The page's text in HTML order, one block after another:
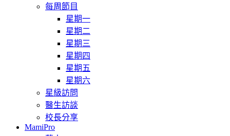
每周節目
星期一
星期二
星期三
星期四
星期五
星期六
星級訪問
醫生訪談
校長分享
MamiPro